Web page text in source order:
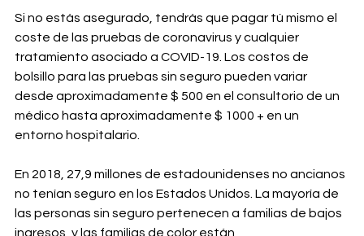
Si no estás asegurado, tendrás que pagar tú mismo el
coste de las pruebas de coronavirus y cualquier
tratamiento asociado a COVID-19. Los costos de
bolsillo para las pruebas sin seguro pueden variar
desde aproximadamente $ 500 en el consultorio de un
médico hasta aproximadamente $ 1000 + en un
entorno hospitalario.
En 2018, 27,9 millones de estadounidenses no ancianos
no tenían seguro en los Estados Unidos. La mayoría de
las personas sin seguro pertenecen a familias de bajos
ingresos, y las familias de color están